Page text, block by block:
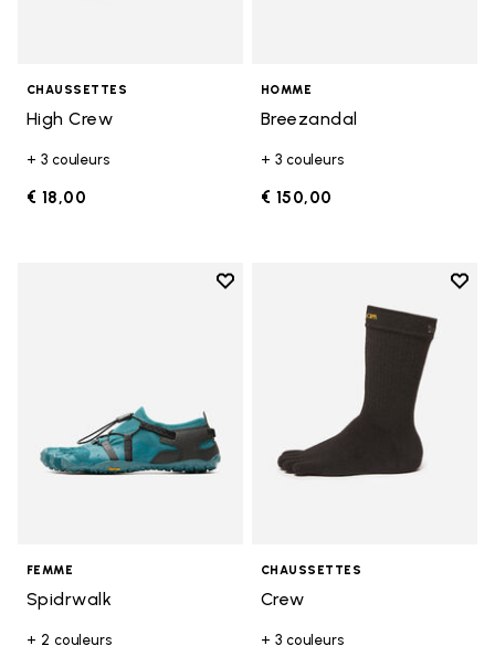
CHAUSSETTES
High Crew
+ 3 couleurs
€ 18,00
HOMME
Breezandal
+ 3 couleurs
€ 150,00
Add to wishlist
Add to wishlist Spidrwalk
FEMME
Spidrwalk
+ 2 couleurs
Add
CHAUSSETTES
Crew
+ 3 couleurs